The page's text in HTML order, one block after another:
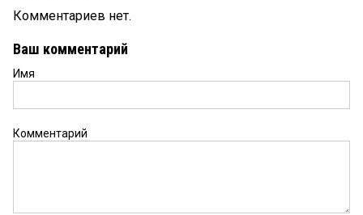
Комментариев нет.
Ваш комментарий
Имя
Комментарий